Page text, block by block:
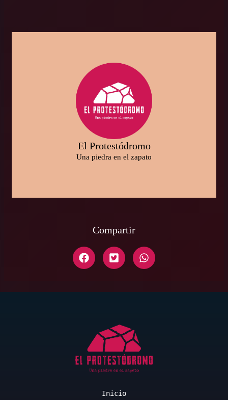
El Protestódromo
Una piedra en el zapato
Compartir
Inicio